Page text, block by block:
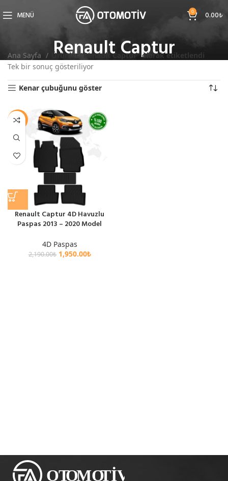
MENÜ 0 0.00₺
Renault Captur
Ana Sayfa
Ürünler “Renault Captur” olarak etiketlendi
Tek bir sonuç gösteriliyor
Kenar çubuğunu göster
-11%
Renault Captur 4D Havuzlu
Paspas 2013 – 2020 Model
4D Paspas
2,190.00₺ 1,950.00₺